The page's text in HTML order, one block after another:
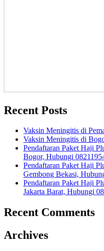
Recent Posts
Vaksin Meningitis di
Vaksin Meningitis di
Pendaftaran Paket Haji
Bogor, Hubungi
Pendaftaran Paket Haji
Gembong Bekasi,
Pendaftaran Paket Haji
Jakarta Barat, Hubungi
Recent Comments
Archives